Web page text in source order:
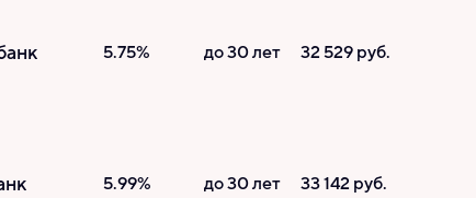
5.75% до 30 лет 32 529 руб.
5.99% до 30 лет 33 142 руб.